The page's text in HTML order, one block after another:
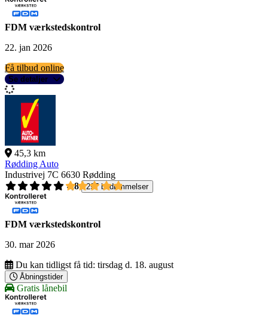
FDM værkstedskontrol
22. jan 2026
Få tilbud online
Se detaljer
45,3 km
Rødding Auto
Industrivej 7C 6630 Rødding
4,8
297 bedømmelser
FDM værkstedskontrol
30. mar 2026
Du kan tidligst få tid: tirsdag d. 18. august
Åbningstider
Gratis lånebil